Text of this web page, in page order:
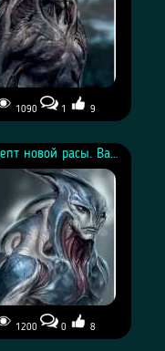
1090 1 9
Концепт новой расы. Вариант 3
1200 0 8